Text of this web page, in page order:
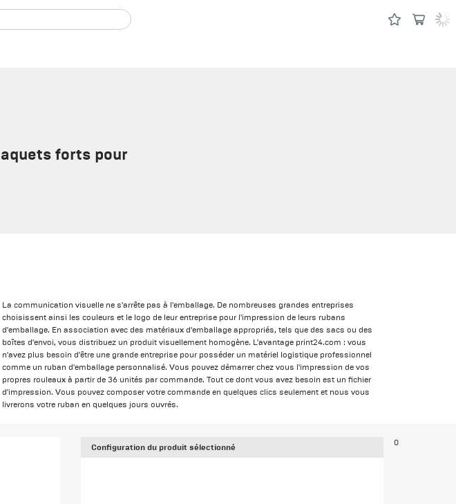
forts pour
La communication visuelle ne s'arrête pas à l'emballage. De nombreuses grandes entreprises
choisissent ainsi les couleurs et le logo de leur entreprise pour l'impression de leurs rubans
d'emballage. En association avec des matériaux d'emballage appropriés, tels que des sacs ou des
boîtes d'envoi, vous distribuez un produit visuellement homogène. L'avantage print24.com : vous
n'avez plus besoin d'être une grande entreprise pour posséder un matériel logistique professionnel
comme un ruban d'emballage personnalisé. Vous pouvez démarrer chez vous l'impression de vos
propres rouleaux à partir de 36 unités par commande. Tout ce dont vous avez besoin est un fichier
d'impression. Vous pouvez composer votre commande en quelques clics seulement et nous vous
livrerons votre ruban en quelques jours ouvrés.
Configuration du produit sélectionné 0